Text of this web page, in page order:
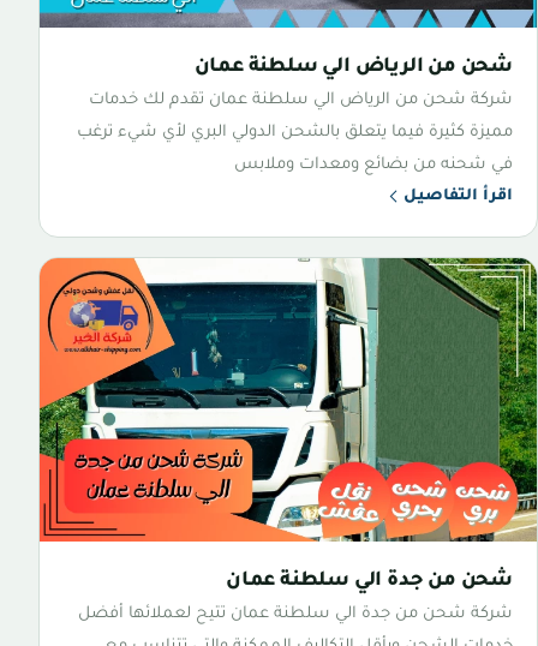
شحن من الرياض الي سلطنة عمان
شركة شحن من الرياض الي سلطنة عمان تقدم لك خدمات
مميزة كثيرة فيما يتعلق بالشحن الدولي البري لأي شيء ترغب
في شحنه من بضائع ومعدات وملابس
اقرأ التفاصيل
شحن من جدة الي سلطنة عمان
شركة شحن من جدة الي سلطنة عمان تتيح لعملائها أفضل